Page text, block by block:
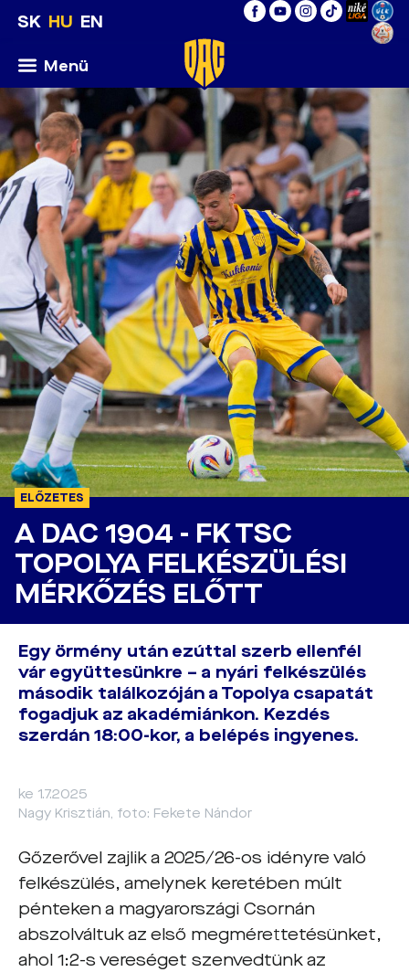
SK HU EN
Menü
ELŐZETES
A DAC 1904 - FK TSC
TOPOLYA FELKÉSZÜLÉSI
MÉRKŐZÉS ELŐTT
Egy örmény után ezúttal szerb ellenfél
vár együttesünkre – a nyári felkészülés
második találkozóján a Topolya csapatát
fogadjuk az akadémiánkon. Kezdés
szerdán 18:00-kor, a belépés ingyenes.
ke 1.7.2025
Nagy Krisztián, foto: Fekete Nándor
Gőzerővel zajlik a 2025/26-os idényre való
felkészülés, amelynek keretében múlt
pénteken a magyarországi Csornán
abszolváltuk az első megmérettetésünket,
ahol 1:2-s vereséget szenvedtünk az